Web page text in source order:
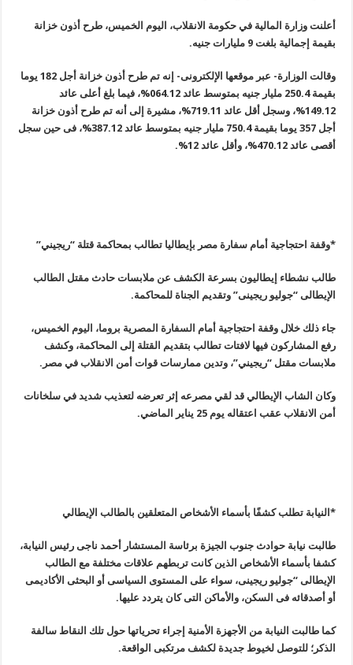
أعلنت وزارة المالية في حكومة الانقلاب، اليوم الخميس، طرح أذون خزانة
بقيمة إجمالية بلغت 9 مليارات جنيه
.
وقالت الوزارة- عبر موقعها الإلكترونى- إنه تم طرح أذون خزانة أجل 182 يوما
بقيمة 250.4 مليار جنيه بمتوسط عائد 064.12%، فيما بلغ أعلى عائد
149.12%
، وسجل أقل عائد 719.11%، مشيرة إلى أنه تم طرح أذون خزانة
أجل 357 يوما بقيمة 750.4 مليار جنيه بمتوسط عائد 387.12%، فى حين سجل
أقصى عائد470.12% ، وأقل عائد 12 %.
*وقفة احتجاجية أمام سفارة مصر بإيطاليا تطالب بمحاكمة قتلة “ريجيني”
طالب نشطاء إيطاليون بسرعة الكشف عن ملابسات حادث مقتل الطالب
الإيطالى “جوليو ريجينى” وتقديم الجناة للمحاكمة.
جاء ذلك خلال وقفة احتجاجية أمام السفارة المصرية بروما، اليوم الخميس،
رفع المشاركون فيها لافتات تطالب بتقديم القتلة إلى المحاكمة، وكشف
ملابسات مقتل “ريجيني”، وتدين ممارسات قوات أمن الانقلاب في مصر .
وكان الشاب الإيطالي قد لقي مصرعه إثر تعرضه لتعذيب شديد في سلخانات
أمن الانقلاب عقب اعتقاله يوم 25 يناير الماضي
.
*النيابة تطلب كشفًا بأسماء الأشخاص المتعلقين بالطالب الإيطالي
طالبت نيابة حوادث جنوب الجيزة برئاسة المستشار أحمد ناجى رئيس النيابة،
كشفا بأسماء الأشخاص الذين كانت تربطهم علاقات مختلفة مع الطالب
الإيطالى “جوليو ريجينى، سواء على المستوى السياسى أو البحثى الأكاديمى
أو أصدقائه فى السكن، والأماكن التى كان يتردد عليها.
كما طالبت النيابة من الأجهزة الأمنية إجراء تحرياتها حول تلك النقاط سالفة
الذكر؛ للتوصل لخيوط جديدة لكشف مرتكبى الواقعة.